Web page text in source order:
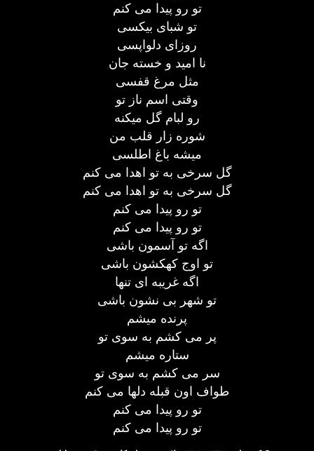
تو رو پیدا می کنم
تو شبای بیکسی
روزای دلواپسی
نا امید و خسته جان
مثل مرغ قفسی
وقتی اسم ناز تو
رو لبام گل میکنه
شوره زار قلب من
میشه باغ اطلسی
گل سرخی به تو اهدا می کنم
گل سرخی به تو اهدا می کنم
تو رو پیدا می کنم
تو رو پیدا می کنم
اگه تو آسمون باشی
تو اوج کهکشون باشی
اگه غریبه ای تنها
تو شهر بی نشون باشی
پرنده میشم
پر می کشم به سوی تو
ستاره میشم
سر می کشم به سوی تو
طواف اون قبله دلها می کنم
تو رو پیدا می کنم
تو رو پیدا می کنم